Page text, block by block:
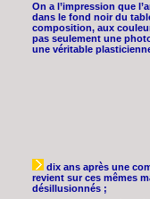
On a l’impression que
dans le fond noir du
composition, aux
pas seulement une
une véritable
dix ans après une
revient sur ces mêmes
désillusionnés ;